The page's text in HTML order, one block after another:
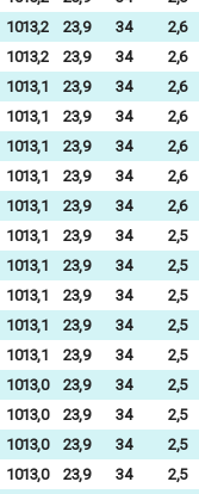
1013,2 23,9 34
2,6
1013,2 23,9 34
2,6
1013,1 23,9 34
2,6
1013,1 23,9 34
2,6
1013,1 23,9 34
2,6
1013,1 23,9 34
2,6
1013,1 23,9 34
2,6
1013,1 23,9 34
2,5
1013,1 23,9 34
2,5
1013,1 23,9 34
2,5
1013,1 23,9 34
2,5
1013,1 23,9 34
2,5
1013,0 23,9 34
2,5
1013,0 23,9 34
2,5
1013,0 23,9 34
2,5
1013,0 23,9 34
2,5